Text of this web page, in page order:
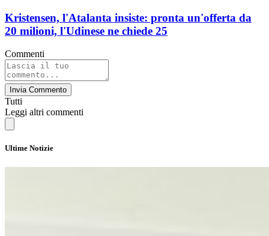
Kristensen, l'Atalanta insiste: pronta un'offerta da
20 milioni, l'Udinese ne chiede 25
Commenti
Invia Commento
Tutti
Leggi altri commenti
Ultime Notizie